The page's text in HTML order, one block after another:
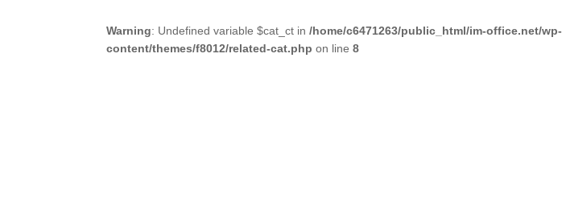
Warning: Undefined variable $cat_ct in /home/c6471263/public_html/im-office.net/wp-
content/themes/f8012/related-cat.php on line 8